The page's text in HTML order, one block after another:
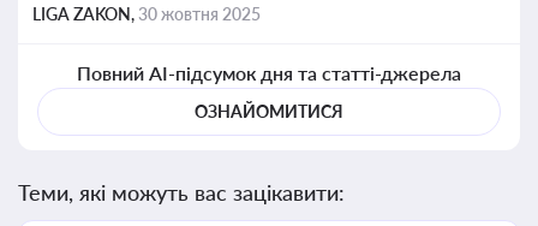
LIGA ZAKON,30 жовтня 2025
Повний AI-підсумок дня та статті-джерела
ОЗНАЙОМИТИСЯ
Теми, які можуть вас зацікавити: